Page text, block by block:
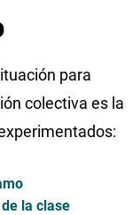
para
colectiva es la
la clase